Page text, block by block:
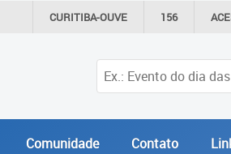
CURITIBA-OUVE 156
Comunidade Contato